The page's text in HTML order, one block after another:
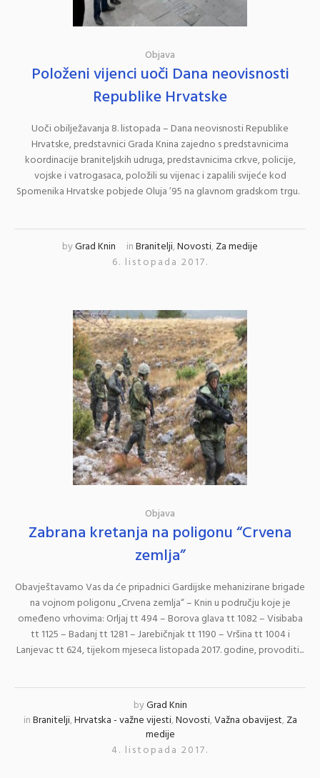
Objava
Položeni vijenci uoči Dana neovisnosti
Republike Hrvatske
Uoči obilježavanja 8. listopada – Dana neovisnosti Republike
Hrvatske, predstavnici Grada Knina zajedno s predstavnicima
koordinacije braniteljskih udruga, predstavnicima crkve, policije,
vojske i vatrogasaca, položili su vijenac i zapalili svijeće kod
Spomenika Hrvatske pobjede Oluja ’95 na glavnom gradskom trgu.
byGrad Knin inBranitelji,Novosti,Za medije
6. listopada 2017.
Objava
Zabrana kretanja na poligonu “Crvena
zemlja”
Obavještavamo Vas da će pripadnici Gardijske mehanizirane brigade
na vojnom poligonu „Crvena zemlja“ – Knin u području koje je
omeđeno vrhovima: Orljaj tt 494 – Borova glava tt 1082 – Visibaba
tt 1125 – Badanj tt 1281 – Jarebičnjak tt 1190 – Vršina tt 1004 i
Lanjevac tt 624, tijekom mjeseca listopada 2017. godine, provoditi...
byGrad Knin
inBranitelji,Hrvatska - važne vijesti,Novosti,Važna obavijest,Za
medije
4. listopada 2017.